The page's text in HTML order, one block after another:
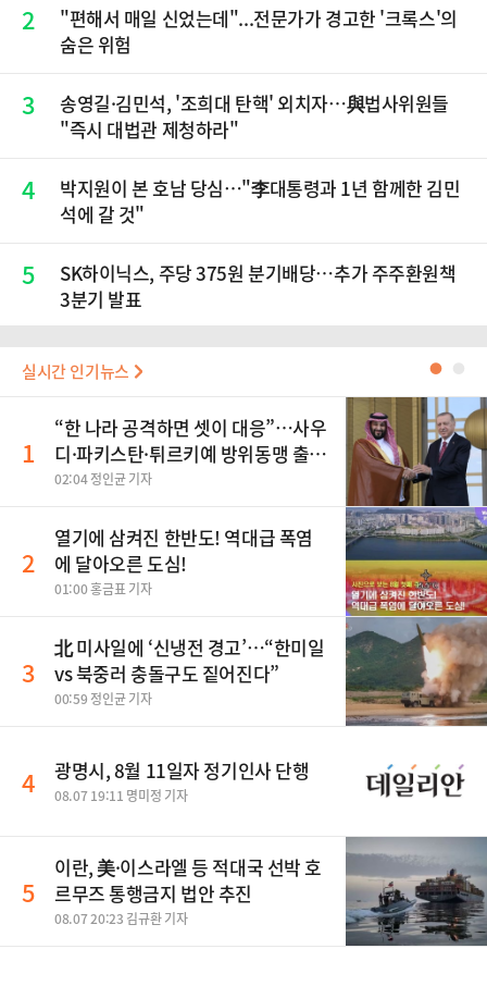
2
"편해서 매일 신었는데"...전문가가 경고한 '크록스'의
숨은 위험
3
송영길·김민석, '조희대 탄핵' 외치자…與법사위원들
"즉시 대법관 제청하라"
4
박지원이 본 호남 당심…"李대통령과 1년 함께한 김민
석에 갈 것"
5
SK하이닉스, 주당 375원 분기배당…추가 주주환원책
3분기 발표
실시간 인기뉴스 ●
1
“한 나라 공격하면 셋이 대응”…사우
디·파키스탄·튀르키예 방위동맹 출
범
02:04 정인균 기자
2
열기에 삼켜진 한반도! 역대급 폭염
에 달아오른 도심!
01:00 홍금표 기자
3
北 미사일에 ‘신냉전 경고’…“한미일
vs 북중러 충돌구도 짙어진다”
00:59 정인균 기자
4 광명시, 8월 11일자 정기인사 단행
08.07 19:11 명미정 기자
5
이란, 美·이스라엘 등 적대국 선박 호
르무즈 통행금지 법안 추진
08.07 20:23 김규환 기자